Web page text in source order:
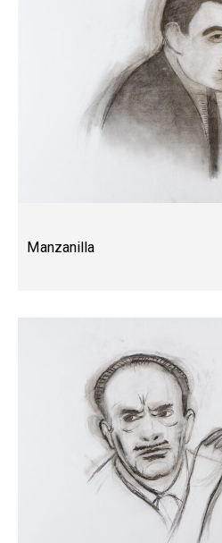
Manzanilla